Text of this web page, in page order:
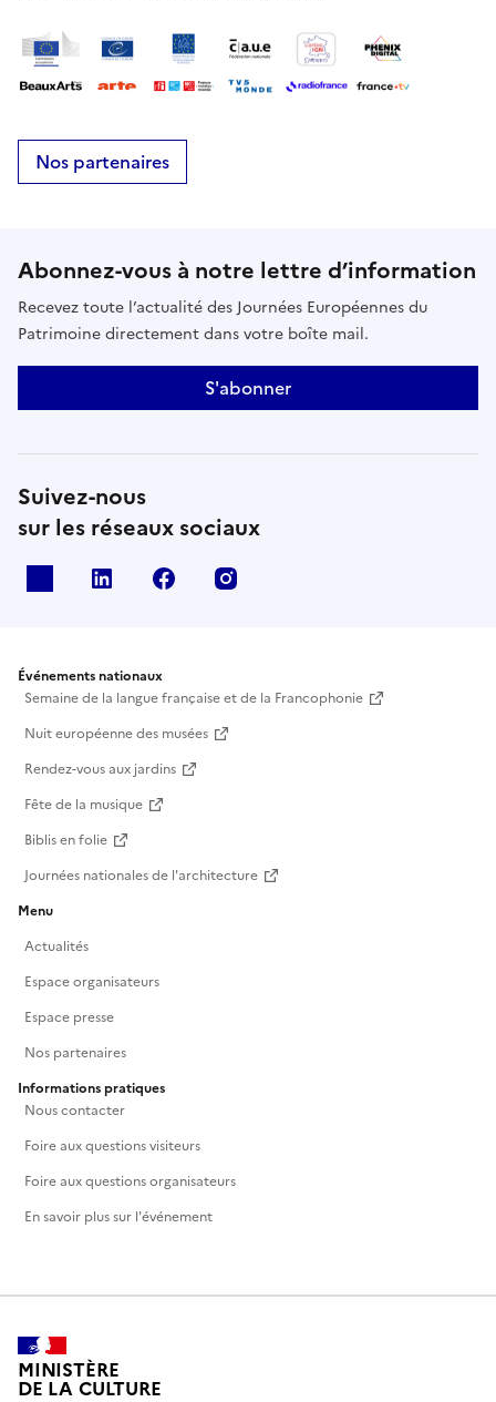
Nos partenaires
Abonnez-vous à notre lettre d’information
Recevez toute l’actualité des Journées Européennes du
Patrimoine directement dans votre boîte mail.
S'abonner
Suivez-nous
sur les réseaux sociaux
Linkedin Facebook
Événements nationaux
Semaine de la langue française et de la Francophonie
Nuit européenne des musées
Rendez-vous aux jardins
Fête de la musique
Biblis en folie
Journées nationales de l'architecture
Menu
Actualités
Espace organisateurs
Espace presse
Nos partenaires
Informations pratiques
Nous contacter
Foire aux questions visiteurs
Foire aux questions organisateurs
En savoir plus sur l'événement
MINISTÈRE
DE LA CULTURE